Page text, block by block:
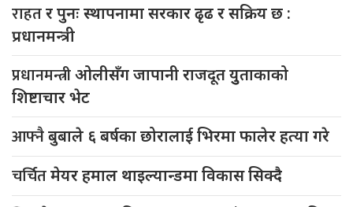
राहतर पुनः स्थापनामा सरकार ढृढ र सक्रिय छ :
प्रधानमन्त्री
प्रधानमन्त्रीओलीसँग जापानी राजदूत युुताकाको
शिष्टाचार भेट
आफ्नैबुबाले ६ बर्षका छोरालाई भिरमा फालेर हत्या गरे
चर्चितमेयर हमाल थाइल्यान्डमा विकास सिक्दै